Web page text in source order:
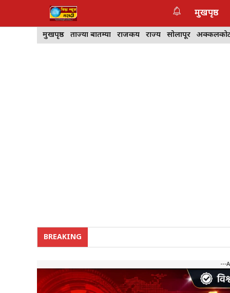
मुखपृष्ठ
मुखपृष्ठ ताज्या बातम्या राजकीय राज्य सोलापूर
BREAKING
---